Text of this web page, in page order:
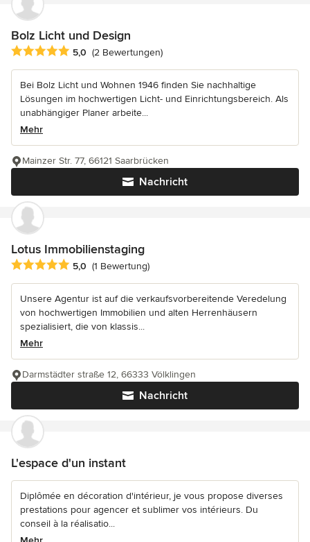
Bolz Licht und Design
Durchschnittliche Bewertung: 5 von 5 Sternen
5,0 (2 Bewertungen)
Bei Bolz Licht und Wohnen 1946 finden Sie nachhaltige
Lösungen im hochwertigen Licht- und Einrichtungsbereich. Als
unabhängiger Planer arbeite...
Mehr
Nachricht
Mainzer Str. 77, 66121 Saarbrücken
Lotus Immobilienstaging
Durchschnittliche Bewertung: 5 von 5 Sternen
5,0 (1 Bewertung)
Unsere Agentur ist auf die verkaufsvorbereitende Veredelung
von hochwertigen Immobilien und alten Herrenhäusern
spezialisiert, die von klassis...
Mehr
Nachricht
Darmstädter straße 12, 66333 Völklingen
L'espace d'un instant
Diplômée en décoration d'intérieur, je vous propose diverses
prestations pour agencer et sublimer vos intérieurs. Du
conseil à la réalisatio...